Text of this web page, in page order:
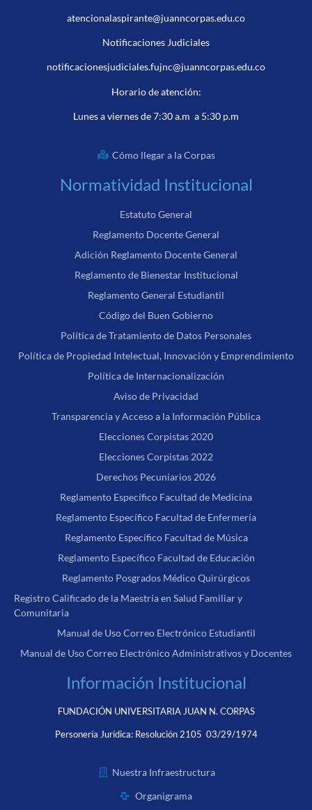
atencionalaspirante@juanncorpas.edu.co
Notificaciones Judiciales
notificacionesjudiciales.fujnc@juanncorpas.edu.co
Horario de atención:
Lunes a viernes de 7:30 a.m a 5:30 p.m
Cómo llegar a la Corpas
Normatividad Institucional
Estatuto General
Reglamento Docente General
Adición Reglamento Docente General
Reglamento de Bienestar Institucional
Reglamento General Estudiantil
Código del Buen Gobierno
Política de Tratamiento de Datos Personales
Política de Propiedad Intelectual, Innovación y Emprendimiento
Política de Internacionalización
Aviso de Privacidad
Transparencia y Acceso a la Información Pública
Elecciones Corpistas 2020
Elecciones Corpistas 2022
Derechos Pecuniarios 2026
Reglamento Específico Facultad de Medicina
Reglamento Específico Facultad de Enfermería
Reglamento Específico Facultad de Música
Reglamento Específico Facultad de Educación
Reglamento Posgrados Médico Quirúrgicos
Registro Calificado de la Maestría en Salud Familiar y
Comunitaria
Manual de Uso Correo Electrónico Estudiantil
Manual de Uso Correo Electrónico Administrativos y Docentes
Información Institucional
FUNDACIÓN UNIVERSITARIA JUAN N. CORPAS
Personería Jurídica: Resolución 2105 03/29/1974
Nuestra Infraestructura
Organigrama